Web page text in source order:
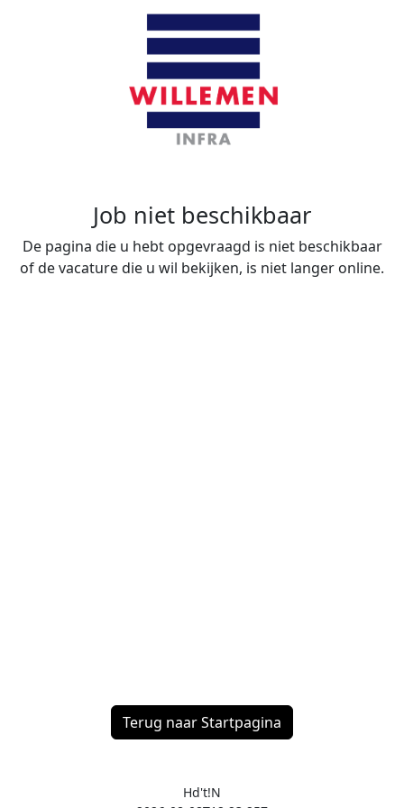
Job niet beschikbaar
De pagina die u hebt opgevraagd is niet beschikbaar
of de vacature die u wil bekijken, is niet langer online.
Terug naar Startpagina
Hd't!N